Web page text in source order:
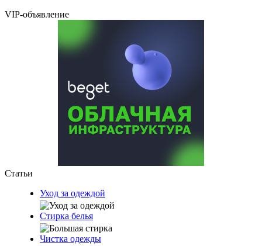
VIP-объявление
Статьи
Уход за одеждой
Стирка белья
Чистка одежды